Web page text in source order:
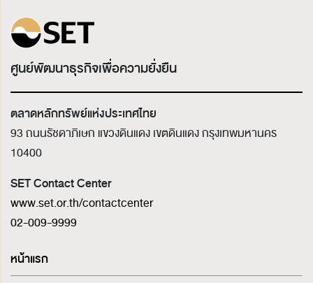
ศูนย์พัฒนาธุรกิจเพื่อความยั่งยืน
ตลาดหลักทรัพย์แห่งประเทศไทย
93 ถนนรัชดาภิเษก แขวงดินแดง เขตดินแดงกรุงเทพมหานคร
10400
SET Contact Center
www.set.or.th/contactcenter
02-009-9999
หน้าแรก